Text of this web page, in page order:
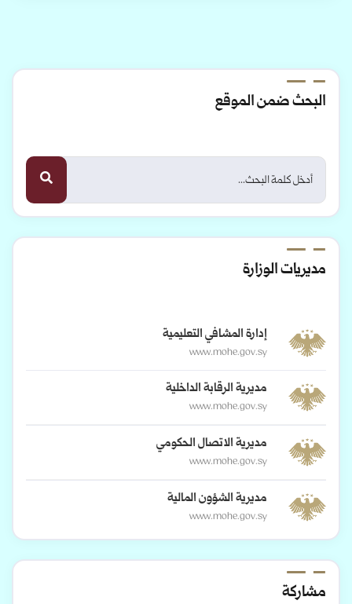
البحث ضمن الموقع
مديريات الوزارة
إدارة المشافي التعليمية
www.mohe.gov.sy
مديرية الرقابة الداخلية
www.mohe.gov.sy
مديرية الاتصال الحكومي
www.mohe.gov.sy
مديرية الشؤون المالية
www.mohe.gov.sy
مشاركة